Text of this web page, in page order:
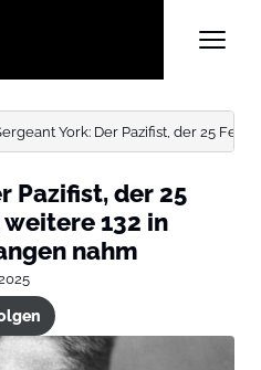
York: Der Pazifist, der 25
Pazifist, der 25
132 in
nahm